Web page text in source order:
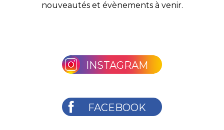
nouveautés et évènements à venir.
INSTAGRAM
FACEBOOK